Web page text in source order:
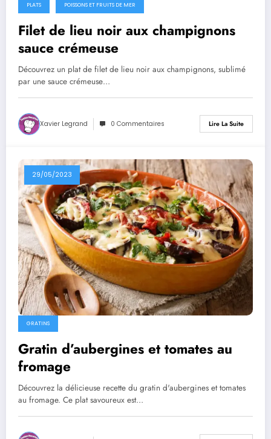
PLATS POISSONS ET FRUITS DE MER
Filet de lieu noir aux champignons
sauce crémeuse
Découvrez un plat de filet de lieu noir aux champignons, sublimé
par une sauce crémeuse…
Xavier Legrand 0 Commentaires Lire La Suite
29/05/2023
GRATINS
Gratin d’aubergines et tomates au
fromage
Découvrez la délicieuse recette du gratin d'aubergines et tomates
au fromage. Ce plat savoureux est…